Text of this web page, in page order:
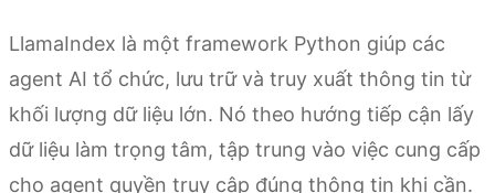
LlamaIndex là một framework Python giúp các
agent AI tổ chức, lưu trữ và truy xuất thông tin từ
khối lượng dữ liệu lớn. Nó theo hướng tiếp cận lấy
dữ liệu làm trọng tâm, tập trung vào việc cung cấp
cho agent quyền truy cập đúng thông tin khi cần.